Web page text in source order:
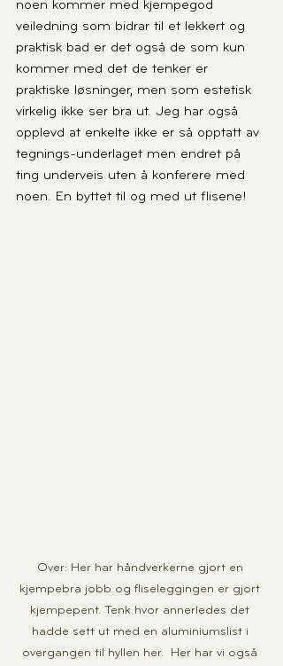
noen kommer med kjempegod
veiledning som bidrar til et lekkert og
praktisk bad er det også de som kun
kommer med det de tenker er
praktiske løsninger, men som estetisk
virkelig ikke ser bra ut. Jeg har også
opplevd at enkelte ikke er så opptatt av
tegnings-underlaget men endret på
ting underveis uten å konferere med
noen. En byttet til og med ut flisene!
Over: Her har håndverkerne gjort en
kjempebra jobb og fliseleggingen er gjort
kjempepent. Tenk hvor annerledes det
hadde sett ut med en aluminiumslist i
overgangen til hyllen her.  Her har vi også